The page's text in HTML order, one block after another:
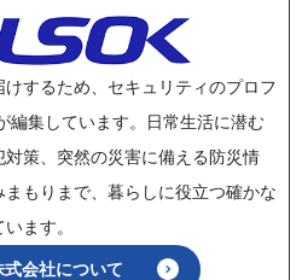
けするため、セキュリティのプロフ
編集しています。日常生活に潜む
策、突然の災害に備える防災情
もりまで、暮らしに役立つ確かな
ます。
会社について